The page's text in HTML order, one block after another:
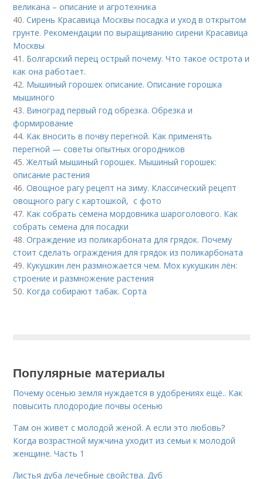
великана – описание и агротехника
40.Сирень Красавица Москвы посадка и уход в открытом
грунте. Рекомендации по выращиванию сирени Красавица
Москвы
41. Болгарский перец острый почему. Что такое острота и
как она работает.
42. Мышиный горошек описание. Описание горошка
мышиного
43. Виноград первый год обрезка. Обрезка и
формирование
44. Как вносить в почву перегной. Как применять
перегной — советы опытных огородников
45.Желтый мышиный горошек. Мышиный горошек:
описание растения
46.Овощное рагу рецепт на зиму. Классический рецепт
овощного рагу с картошкой, с фото
47. Как собрать семена мордовника шароголового. Как
собрать семена для посадки
48.Ограждение из поликарбоната для грядок. Почему
стоит сделать ограждения для грядок из поликарбоната
49. Кукушкин лен размножается чем. Мох кукушкин лён:
строение и размножение растения
50. Когда собирают табак. Сорта
Популярные материалы
Почему осенью земля нуждается в удобрениях ещё.. Как
повысить плодородие почвы осенью
Там он живет с молодой женой. А если это любовь?
Когда возрастной мужчина уходит из семьи к молодой
женщине. Часть 1
Листья дуба лечебные свойства. Дуб